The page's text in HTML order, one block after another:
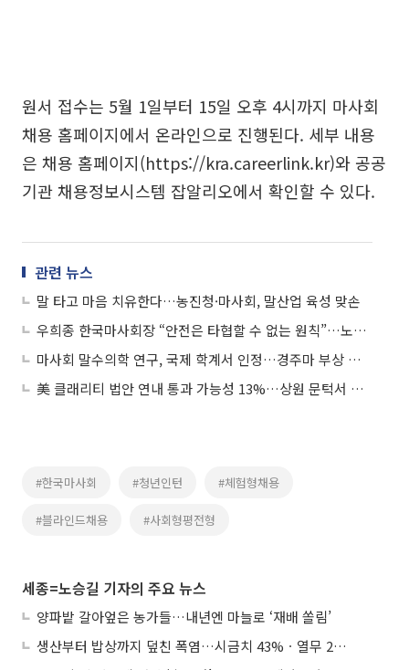
원서 접수는 5월 1일부터 15일 오후 4시까지 마사회
채용 홈페이지에서 온라인으로 진행된다. 세부 내용
은 채용 홈페이지(https://kra.careerlink.kr)와 공공
기관 채용정보시스템 잡알리오에서 확인할 수 있다.
관련 뉴스
말 타고 마음 치유한다…농진청·마사회, 말산업 육성 맞손
우희종 한국마사회장 “안전은 타협할 수 없는 원칙”…노사 함께 안전경영 선포
마사회 말수의학 연구, 국제 학계서 인정…경주마 부상 예측 근거 마련
美 클래리티 법안 연내 통과 가능성 13%…상원 문턱서 제동
#한국마사회 #청년인턴 #체험형채용
#블라인드채용 #사회형평전형
세종=노승길 기자의 주요 뉴스
양파밭 갈아엎은 농가들…내년엔 마늘로 ‘재배 쏠림’
생산부터 밥상까지 덮친 폭염…시금치 43%ㆍ열무 28% 급등